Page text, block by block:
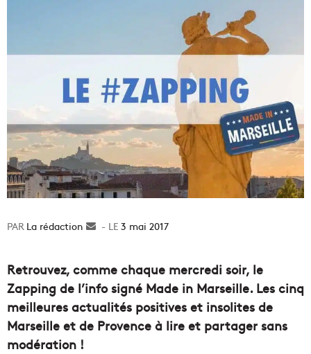
La rédaction
Envoyer3 mai 2017
Retrouvez, comme chaque mercredi soir, le
Zapping de l’info signé Made in Marseille. Les cinq
meilleures actualités positives et insolites de
Marseille et de Provence à lire et partager sans
modération !